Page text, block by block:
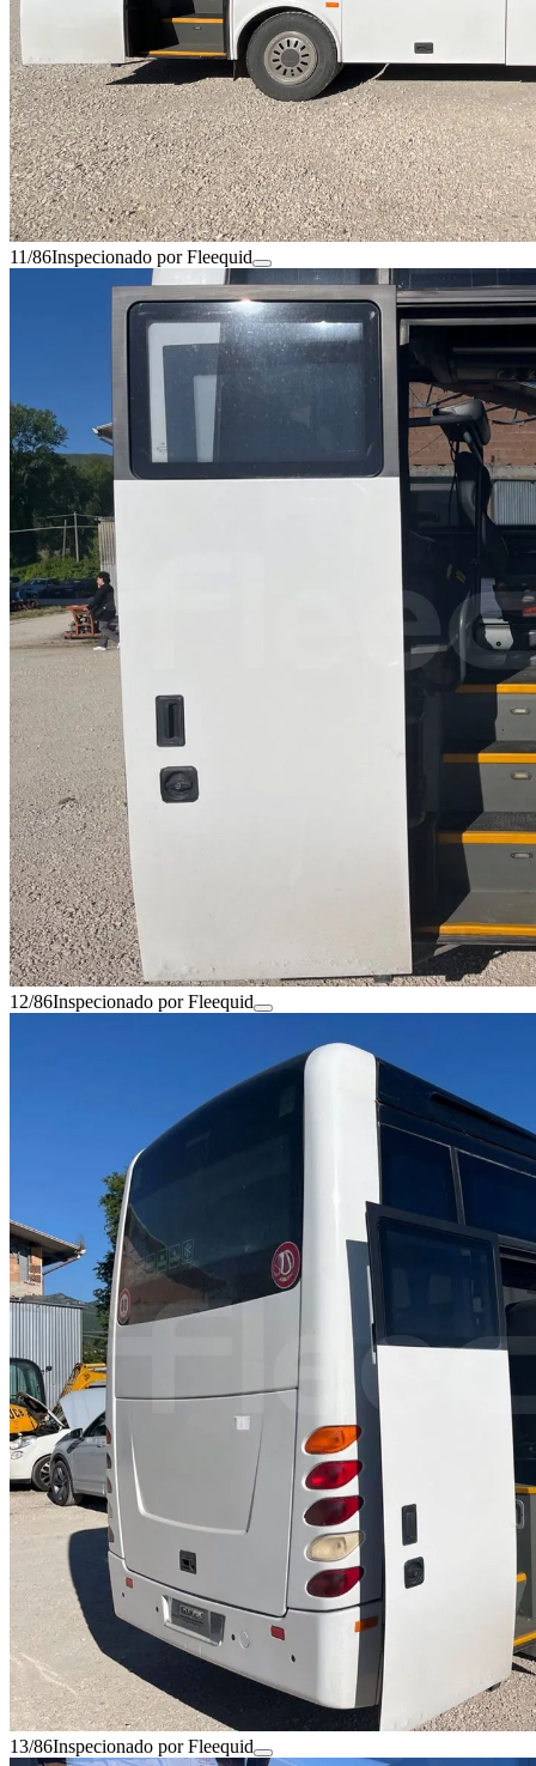
11/86Inspecionado por Fleequid
12/86Inspecionado por Fleequid
13/86Inspecionado por Fleequid